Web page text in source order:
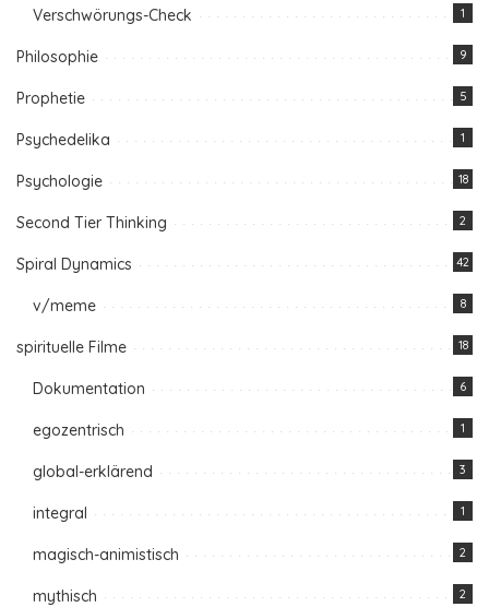
Verschwörungs-Check 1
Philosophie 9
Prophetie 5
Psychedelika 1
Psychologie 18
Second Tier Thinking 2
Spiral Dynamics 42
v/meme 8
spirituelle Filme 18
Dokumentation 6
egozentrisch 1
global-erklärend 3
integral 1
magisch-animistisch 2
mythisch 2